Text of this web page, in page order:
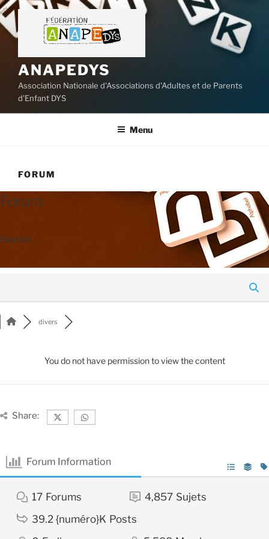
Aller
au
contenu
ANAPEDYS
Association Nationale d'Associations d'Adultes et de Parents
d'Enfant DYS
Menu
FORUM
Forum
Faurum
divers
You do not have permission to view the content
Share:
Forum Information
17 Forums 4,857 Sujets
39.2 {numéro}K Posts